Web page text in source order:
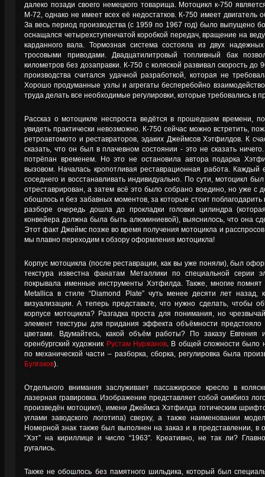
далеко позади своего немецкого товарища. Мотоцикл к-750
М-72, однако не имеет всех её недостатков. К-750 имеет
За весь период производства (с 1959 по 1967 год) было выпущено
оснащался четырехступенчатой коробкой передач, вращение на
карданного вала. Тормозная система состояла из двух
тросовыми приводами. Двадцатилитровый топливный бак
километров без дозаправки. К-750 с коляской развивал скорость до
производства считался удачной разработкой, которая не
Хорошо продуманные узлы и агрегаты бесперебойно
труда делать все необходимые регулировки, которые требовались в
Рассказ о мотоцикле неспроста ведётся в прошедшем времени,
увидеть практически невозможно. К-750 сейчас можно встретить,
ретроавтомото и реставраторов, эдаких Джеймсов Хэтфилдов. К
сказать, что он был в плачевном состоянии - это не сказать
потрёпан временем. Но это не остановила автора подарка
вызовом. Началась кропотливая реставрационная работа. Каждый
соседнего и восстанавливать индивидуально. По сути, мотоцикл
отреставрирован, а затем всё это было собрано воедино, но уже с
обошлось и без забавных моментов, за которые стоит
разборе очередь дошла до прокладки головки цилиндра
конвейера должна была быть алюминиевой), выяснилось, что она
Этот факт Джеймс позже во время получения мотоцикла и
мы плавно переходим к обзору оформления мотоцикла!
Корпус мотоцикла (после реставрации, как вы уже поняли), был
текстура известна фанатам Металлики по специальной серии
покрывала именные инструменты Хэтфилда. Также, многие
Metallica в стиле “Diamond Plate” чуть менее десяти лет
визуализации. А теперь представьте, что нужно сделать, чтобы
корпусе мотоцикла? Разгадка проста для понимания, но
элемент текстуры для придания эффекта объёмности предстояло
цветами. Вдумайтесь, какой объём работы? По заказу
оренбургский художник Рустам Нуржанов. В общей сложности было
по механической части – разборка, сборка, регулировка была
Булгаков).
Отдельного внимания заслуживает пассажирское кресло в
лазерная гравировка. Изображение представляет собой симбиоз
произведён мотоцикл), имени Джеймса Хэтфилда готическим
углами заводского логотипа) сверху, а также наименовании
Номерной знак также был выполнен на заказ и в представлении, в
“Хэт” на кириллице и число “1963″. Креативно, не так ли?
ругались.
Также не обошлось без памятного шильдика, который был